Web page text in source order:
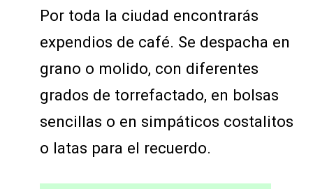
Por toda la ciudad encontrarás
expendios de café. Se despacha en
grano o molido, con diferentes
grados de torrefactado, en bolsas
sencillas o en simpáticos costalitos
o latas para el recuerdo.